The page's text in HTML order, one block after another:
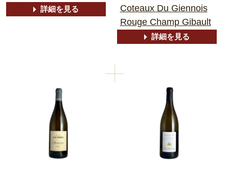
詳細を見る
Coteaux Du Giennois
Rouge Champ Gibault
詳細を見る